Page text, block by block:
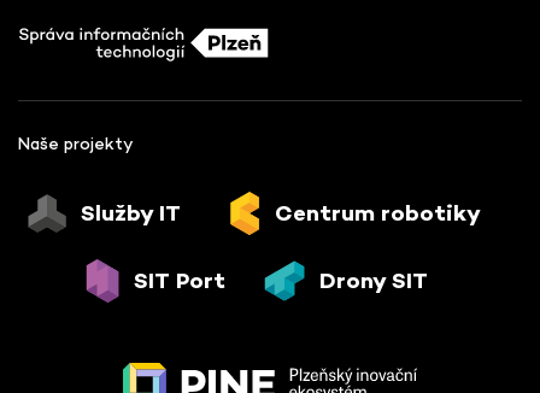
Naše projekty
Služby IT Centrum robotiky
SIT Port Drony SIT